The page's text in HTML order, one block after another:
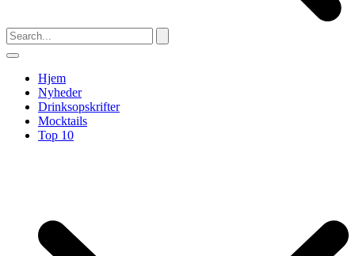
Hjem
Nyheder
Drinksopskrifter
Mocktails
Top 10